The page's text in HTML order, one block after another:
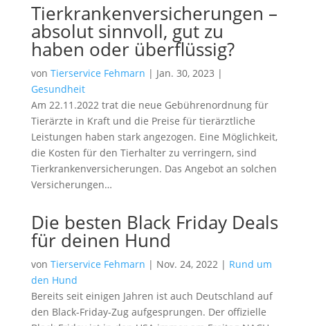
Tierkrankenversicherungen –
absolut sinnvoll, gut zu
haben oder überflüssig?
von Tierservice Fehmarn | Jan. 30, 2023 |
Gesundheit
Am 22.11.2022 trat die neue Gebührenordnung für
Tierärzte in Kraft und die Preise für tierärztliche
Leistungen haben stark angezogen. Eine Möglichkeit,
die Kosten für den Tierhalter zu verringern, sind
Tierkrankenversicherungen. Das Angebot an solchen
Versicherungen…
Die besten Black Friday Deals
für deinen Hund
von Tierservice Fehmarn | Nov. 24, 2022| Rund um
den Hund
Bereits seit einigen Jahren ist auch Deutschland auf
den Black-Friday-Zug aufgesprungen. Der offizielle